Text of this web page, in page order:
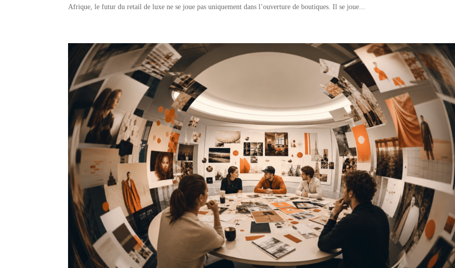
Afrique, le futur du retail de luxe ne se joue pas uniquement dans l’ouverture de boutiques. Il se joue...